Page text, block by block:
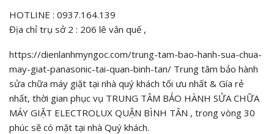
HOTLINE : 0937.164.139
Địa chỉ trụ sở 2 : 206 lê văn quế ,
https://dienlanhmyngoc.com/trung-tam-bao-hanh-sua-chua-
may-giat-panasonic-tai-quan-binh-tan/ Trung tâm bảo hành
sửa chữa máy giặt tại nhà quý khách tối ưu nhất & Gía rẻ
nhất, thời gian phục vụ TRUNG TÂM BẢO HÀNH SỬA CHỮA
MÁY GIẶT ELECTROLUX QUẬN BÌNH TÂN , trong vòng 30
phúc sẽ có mặt tại nhà Quý khách.